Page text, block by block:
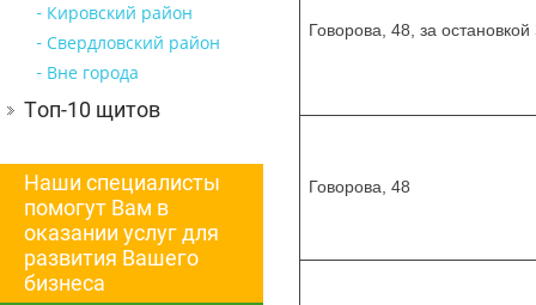
Кировский район
Свердловский район
Вне города
Топ-10 щитов
Наши специалисты
помогут Вам в
оказании услуг для
развития Вашего
бизнеса
Говорова, 48, за
Говорова, 48